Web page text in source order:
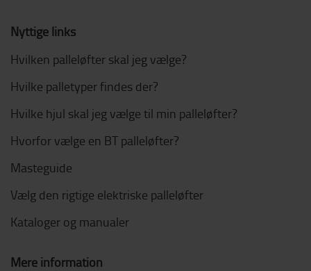
Nyttige links
Hvilken palleløfter skal jeg vælge?
Hvilke palletyper findes der?
Hvilke hjul skal jeg vælge til min palleløfter?
Hvorfor vælge en BT palleløfter?
Masteguide
Vælg den rigtige elektriske palleløfter
Kataloger og manualer
Mere information